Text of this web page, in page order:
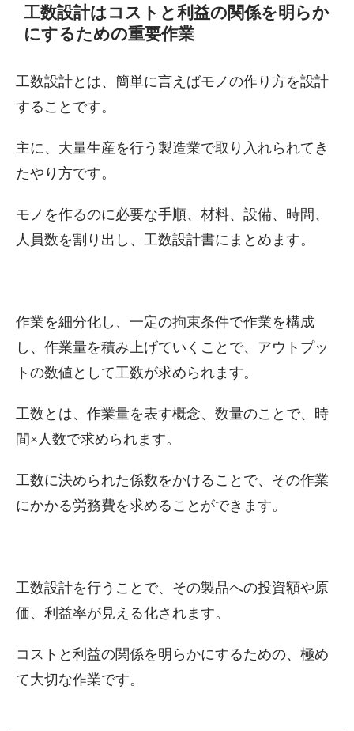
工数設計はコストと利益の関係を明らか
にするための重要作業
工数設計とは、簡単に言えばモノの作り方を設計
することです。
主に、大量生産を行う製造業で取り入れられてき
たやり方です。
モノを作るのに必要な手順、材料、設備、時間、
人員数を割り出し、工数設計書にまとめます。
作業を細分化し、一定の拘束条件で作業を構成
し、作業量を積み上げていくことで、アウトプッ
トの数値として工数が求められます。
工数とは、作業量を表す概念、数量のことで、時
間×人数で求められます。
工数に決められた係数をかけることで、その作業
にかかる労務費を求めることができます。
工数設計を行うことで、その製品への投資額や原
価、利益率が見える化されます。
コストと利益の関係を明らかにするための、極め
て大切な作業です。